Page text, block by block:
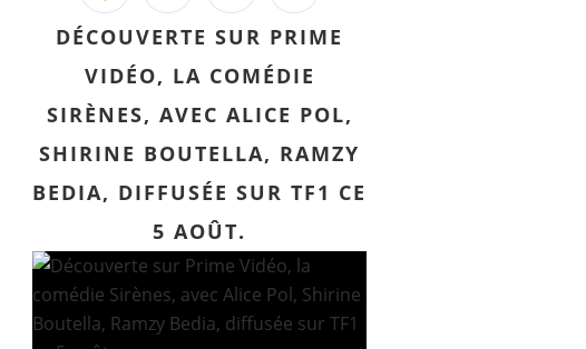
Soirée spéciale consacrée à Thierry Ardisson samedi 19
DÉCOUVERTE SUR PRIME
VIDÉO, LA COMÉDIE
SIRÈNES, AVEC ALICE POL,
SHIRINE BOUTELLA, RAMZY
BEDIA, DIFFUSÉE SUR TF1 CE
5 AOÛT.